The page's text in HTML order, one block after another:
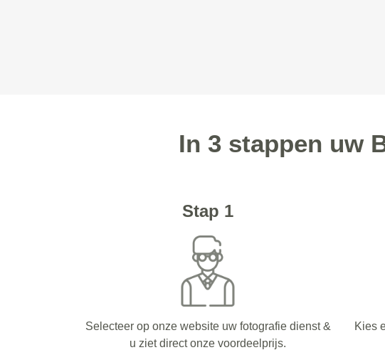
In 3 stappen uw
Stap 1
Selecteer op onze website uw fotografie dienst &
u ziet direct onze voordeelprijs.
Kies